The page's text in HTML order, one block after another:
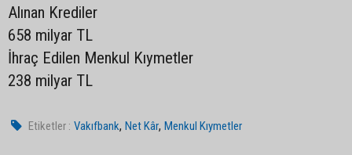
Alınan Krediler
658 milyar TL
İhraç Edilen Menkul Kıymetler
238 milyar TL
Etiketler : Vakıfbank,Net Kâr,Menkul Kıymetler